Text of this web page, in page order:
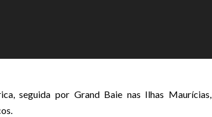
seguida por Grand Baie nas Ilhas Maurícias,